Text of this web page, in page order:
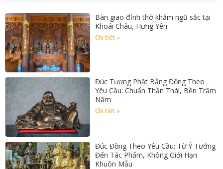
Bàn giao đỉnh thờ khảm ngũ sắc tại
Khoái Châu, Hưng Yên
Chi tiết »
Đúc Tượng Phật Bằng Đồng Theo
Yêu Cầu: Chuẩn Thần Thái, Bền Trăm
Năm
Chi tiết »
Đúc Đồng Theo Yêu Cầu: Từ Ý Tưởng
Đến Tác Phẩm, Không Giới Hạn
Khuôn Mẫu